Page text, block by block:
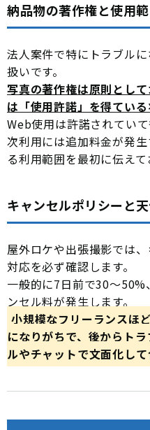
納品物の著作権と使用
法人案件で特にトラブル
扱いです。
写真の著作権は原則とし
は「使用許諾」を得ている
Web使用は許諾されてい
次利用には追加料金が発
る利用範囲を最初に伝えて
キャンセルポリシーと
屋外ロケや出張撮影では
対応を必ず確認します。
一般的に7日前で30〜
ンセル料が発生します。
小規模なフリーランスほ
になりがちで、後からト
ルやチャットで文面化して